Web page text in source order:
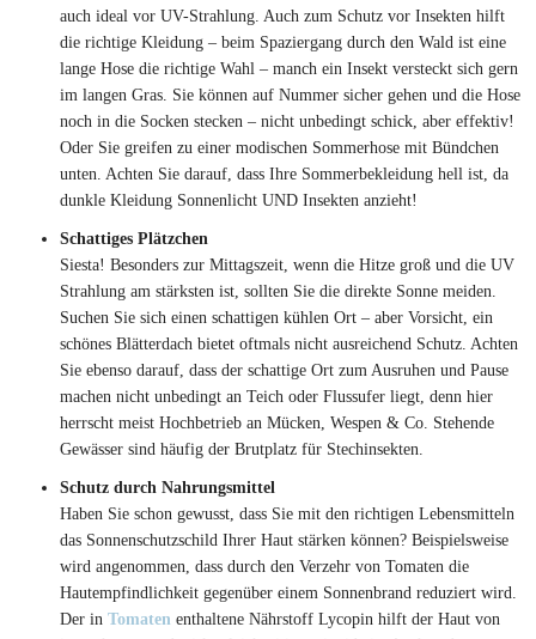
auch ideal vor UV-Strahlung. Auch zum Schutz vor Insekten hilft
die richtige Kleidung – beim Spaziergang durch den Wald ist eine
lange Hose die richtige Wahl – manch ein Insekt versteckt sich gern
im langen Gras. Sie können auf Nummer sicher gehen und die Hose
noch in die Socken stecken – nicht unbedingt schick, aber effektiv!
Oder Sie greifen zu einer modischen Sommerhose mit Bündchen
unten. Achten Sie darauf, dass Ihre Sommerbekleidung hell ist, da
dunkle Kleidung Sonnenlicht UND Insekten anzieht!
Schattiges Plätzchen
Siesta! Besonders zur Mittagszeit, wenn die Hitze groß und die UV
Strahlung am stärksten ist, sollten Sie die direkte Sonne meiden.
Suchen Sie sich einen schattigen kühlen Ort – aber Vorsicht, ein
schönes Blätterdach bietet oftmals nicht ausreichend Schutz. Achten
Sie ebenso darauf, dass der schattige Ort zum Ausruhen und Pause
machen nicht unbedingt an Teich oder Flussufer liegt, denn hier
herrscht meist Hochbetrieb an Mücken, Wespen & Co. Stehende
Gewässer sind häufig der Brutplatz für Stechinsekten.
Schutz durch Nahrungsmittel
Haben Sie schon gewusst, dass Sie mit den richtigen Lebensmitteln
das Sonnenschutzschild Ihrer Haut stärken können? Beispielsweise
wird angenommen, dass durch den Verzehr von Tomaten die
Hautempfindlichkeit gegenüber einem Sonnenbrand reduziert wird.
Der in Tomaten enthaltene Nährstoff Lycopin hilft der Haut von